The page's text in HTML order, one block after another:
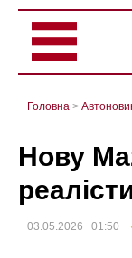
Головна >
Нову
03.05.2026 01:50